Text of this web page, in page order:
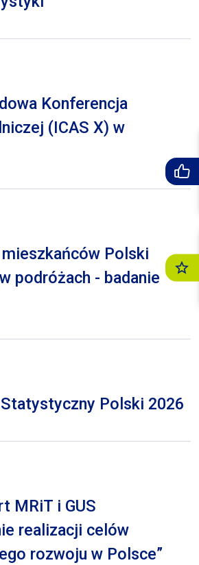
Konferencja
(ICAS X) w
Polski
podróżach - badanie
Statystyczny Polski 2026
MRiT i GUS
realizacji celów
rozwoju w Polsce”